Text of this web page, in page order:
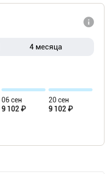
4 месяца
06 сен
9 102 ₽
20 сен
9 102 ₽